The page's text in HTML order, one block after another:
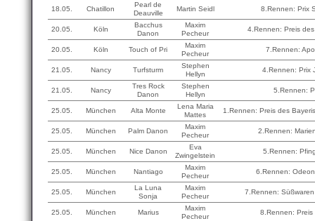
18.05. Chatillon
Pearl de
Deauville
Martin Seidl 8.Rennen: Prix
20.05. Köln
Bacchus
Danon
Maxim
Pecheur
4.Rennen: Preis
20.05. Köln Touch of Pri
Maxim
Pecheur
7.Rennen:
21.05. Nancy Turfsturm
Stephen
Hellyn
4.Rennen: Prix
21.05. Nancy
Tres Rock
Danon
Stephen
Hellyn
5.Rennen:
25.05. München Alta Monte
Lena Maria
Mattes
1.Rennen: Preis des
25.05. München Palm Danon
Maxim
Pecheur
2.Rennen:
25.05. München Nice Danon
Eva
Zwingelstein
5.Rennen:
25.05. München Nantiago
Maxim
Pecheur
6.Rennen:
25.05. München
La Luna
Sonja
Maxim
Pecheur
7.Rennen:
25.05. München Marius
Maxim
Pecheur
8.Rennen: Preis